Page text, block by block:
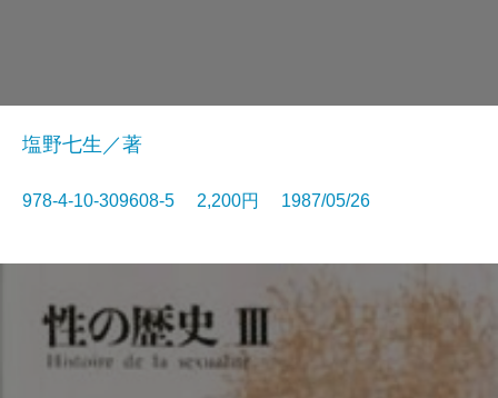
塩野七生／著
978-4-10-309608-5 2,200円 1987/05/26